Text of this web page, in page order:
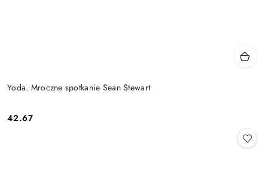
Yoda. Mroczne spotkanie Sean Stewart
Cena:
42.67